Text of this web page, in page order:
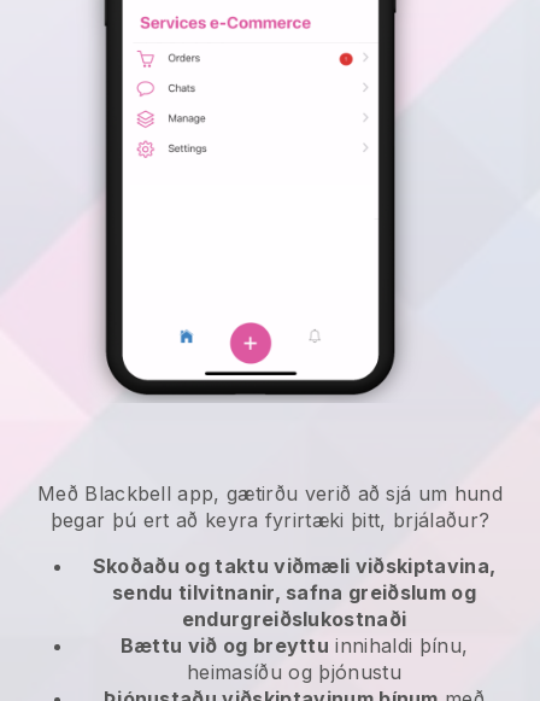
Með Blackbell app, gætirðu verið að sjá um hund
þegar þú ert að keyra fyrirtæki þitt, brjálaður?
Skoðaðu og taktu viðmæli viðskiptavina,
sendu tilvitnanir, safna greiðslum og
endurgreiðslukostnaði
Bættu við og breyttu innihaldi þínu,
heimasíðu og þjónustu